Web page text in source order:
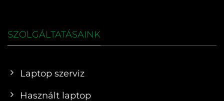
SZOLGÁLTATÁSAINK
Laptop szerviz
Használt laptop